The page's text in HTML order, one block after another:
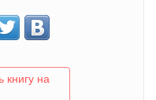
книгу на